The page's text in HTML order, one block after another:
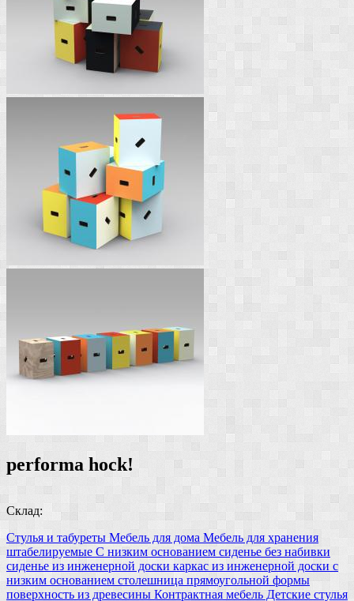
performa hock!
Склад:
Стулья и табуреты Мебель для дома Мебель для хранения
штабелируемые С низким основанием сиденье без набивки
сиденье из инженерной доски каркас из инженерной доски с
низким основанием столешница прямоугольной формы
поверхность из древесины Контрактная мебель Детские стулья